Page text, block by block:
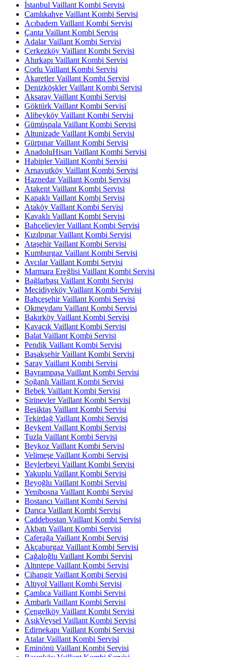
İstanbul Vaillant Kombi Servisi
Camlıkahve Vaillant Kombi Servisi
Acıbadem Vaillant Kombi Servisi
Çanta Vaillant Kombi Servisi
Adalar Vaillant Kombi Servisi
Çerkezköy Vaillant Kombi Servisi
Ahırkapı Vaillant Kombi Servisi
Çorlu Vaillant Kombi Servisi
Akaretler Vaillant Kombi Servisi
Denizköşkler Vaillant Kombi Servisi
Aksaray Vaillant Kombi Servisi
Göktürk Vaillant Kombi Servisi
Alibeyköy Vaillant Kombi Servisi
Gümüşpala Vaillant Kombi Servisi
Altunizade Vaillant Kombi Servisi
Gürpınar Vaillant Kombi Servisi
AnadoluHisarı Vaillant Kombi Servisi
Habipler Vaillant Kombi Servisi
Arnavutköy Vaillant Kombi Servisi
Haznedar Vaillant Kombi Servisi
Atakent Vaillant Kombi Servisi
Kapaklı Vaillant Kombi Servisi
Ataköy Vaillant Kombi Servisi
Kavaklı Vaillant Kombi Servisi
Bahçelievler Vaillant Kombi Servisi
Kızılpınar Vaillant Kombi Servisi
Ataşehir Vaillant Kombi Servisi
Kumburgaz Vaillant Kombi Servisi
Avcılar Vaillant Kombi Servisi
Marmara Ereğlisi Vaillant Kombi Servisi
Bağlarbaşı Vaillant Kombi Servisi
Mecidiyeköy Vaillant Kombi Servisi
Bahçeşehir Vaillant Kombi Servisi
Okmeydanı Vaillant Kombi Servisi
Bakırköy Vaillant Kombi Servisi
Kavacık Vaillant Kombi Servisi
Balat Vaillant Kombi Servisi
Pendik Vaillant Kombi Servisi
Başakşehir Vaillant Kombi Servisi
Saray Vaillant Kombi Servisi
Bayrampaşa Vaillant Kombi Servisi
Soğanlı Vaillant Kombi Servisi
Bebek Vaillant Kombi Servisi
Şirinevler Vaillant Kombi Servisi
Beşiktaş Vaillant Kombi Servisi
Tekirdağ Vaillant Kombi Servisi
Beykent Vaillant Kombi Servisi
Tuzla Vaillant Kombi Servisi
Beykoz Vaillant Kombi Servisi
Velimeşe Vaillant Kombi Servisi
Beylerbeyi Vaillant Kombi Servisi
Yakuplu Vaillant Kombi Servisi
Beyoğlu Vaillant Kombi Servisi
Yenibosna Vaillant Kombi Servisi
Bostancı Vaillant Kombi Servisi
Darıca Vaillant Kombi Servisi
Caddebostan Vaillant Kombi Servisi
Akbatı Vaillant Kombi Servisi
Caferağa Vaillant Kombi Servisi
Akçaburgaz Vaillant Kombi Servisi
Cağaloğlu Vaillant Kombi Servisi
Altıntepe Vaillant Kombi Servisi
Cihangir Vaillant Kombi Servisi
Altıyol Vaillant Kombi Servisi
Çamlıca Vaillant Kombi Servisi
Ambarlı Vaillant Kombi Servisi
Çengelköy Vaillant Kombi Servisi
AşıkVeysel Vaillant Kombi Servisi
Edirnekapı Vaillant Kombi Servisi
Atalar Vaillant Kombi Servisi
Eminönü Vaillant Kombi Servisi